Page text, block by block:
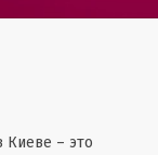
Киеве – это